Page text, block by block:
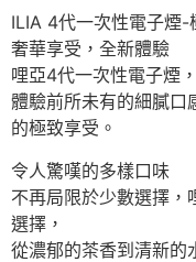
ILIA 4代一次性電子煙-
奢華享受，全新體驗
哩亞4代一次性電子煙
體驗前所未有的細膩口
的極致享受。
令人驚嘆的多樣口味
不再局限於少數選擇
選擇，
從濃郁的茶香到清新的